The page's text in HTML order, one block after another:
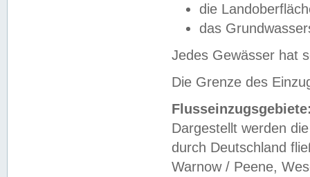
die
das
Jedes Gewässer hat
Die Grenze des
Dargestellt werden
durch Deutschland
Warnow / Peene,